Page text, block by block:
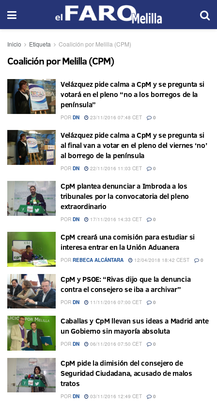
Inicio Etiqueta Coalición por Melilla (CPM)
Coalición por Melilla (CPM)
Velázquez pide calma a CpM y se pregunta si
votará en el pleno “no a los borregos de la
península”
POR DN 23/11/2016 07:48 CET 0
Velázquez pide calma a CpM y se pregunta si
al final van a votar en el pleno del viernes ‘no’
al borrego de la península
POR DN 22/11/2016 11:03 CET 0
CpM plantea denunciar a Imbroda a los
tribunales por la convocatoria del pleno
extraordinario
POR DN 17/11/2016 14:33 CET 0
CpM creará una comisión para estudiar si
interesa entrar en la Unión Aduanera
POR REBECA ALCÁNTARA 12/04/2018 18:42 CEST 0
CpM y PSOE: “Rivas dijo que la denuncia
contra el consejero se iba a archivar”
POR DN 11/11/2016 07:00 CET 0
Caballas y CpM llevan sus ideas a Madrid ante
un Gobierno sin mayoría absoluta
POR DN 06/11/2016 07:50 CET 0
CpM pide la dimisión del consejero de
Seguridad Ciudadana, acusado de malos
tratos
POR DN 03/11/2016 12:49 CET 0